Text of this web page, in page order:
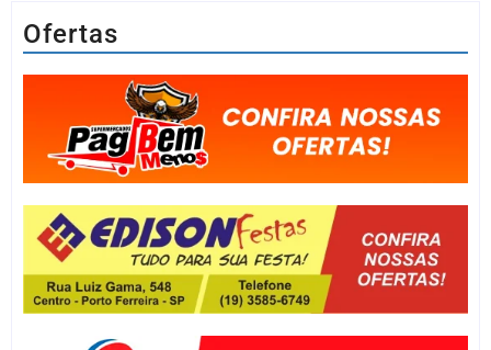
Ofertas